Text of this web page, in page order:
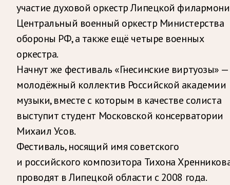
участие духовой оркестр Липецкой
Центральный военный оркестр Министерства
обороны РФ, а также ещё четыре военных
оркестра.
Начнут же фестиваль «Гнесинские виртуозы» —
молодёжный коллектив Российской академии
музыки, вместе с которым в качестве солиста
выступит студент Московской консерватории
Михаил Усов.
Фестиваль, носящий имя советского
и российского композитора Тихона
проводят в Липецкой области с 2008 года.